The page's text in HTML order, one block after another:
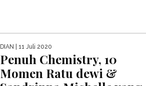
DIAN | 11 Juli 2020
Penuh Chemistry, 10
Momen Ratu dewi &